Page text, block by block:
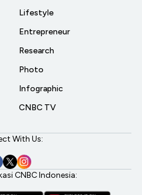
Lifestyle
Entrepreneur
Research
Photo
Infographic
CNBC TV
With Us:
CNBC Indonesia: